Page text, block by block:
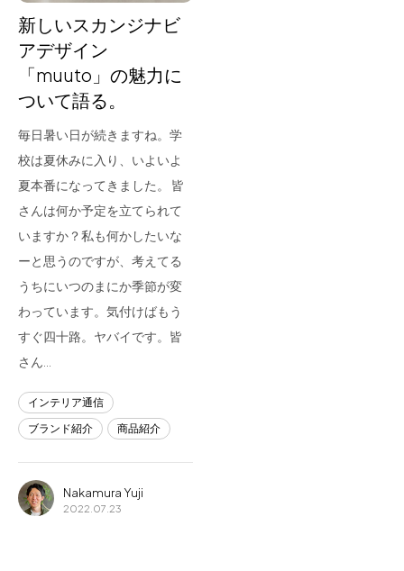
フラッグシップストア
熊本店
Arv
新しいスカンジナビ
アデザイン
「muuto」の魅力に
ついて語る。
毎日暑い日が続きますね。学
校は夏休みに入り、いよいよ
夏本番になってきました。 皆
さんは何か予定を立てられて
いますか？私も何かしたいな
ーと思うのですが、考えてる
うちにいつのまにか季節が変
わっています。気付けばもう
すぐ四十路。ヤバイです。皆
さん…
インテリア通信
ブランド紹介
商品紹介
Nakamura Yuji
2022.07.23